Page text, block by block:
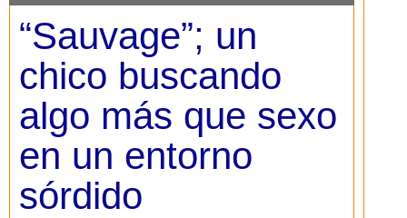
“Sauvage”; un
chico buscando
algo más que sexo
en un entorno
sórdido